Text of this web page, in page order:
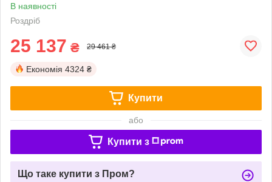
В наявності
Роздріб
25 137 ₴ 29 461 ₴
Економія 4324 ₴
Купити
або
Купити з
Що таке купити з Пром?